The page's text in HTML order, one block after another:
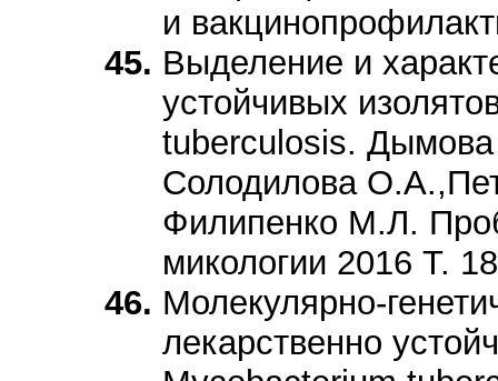
и
Выделение и
устойчивых
tuberculosis.
Солодилова
Филипенко М.Л.
микологии 2016 Т.
Молекулярно-
лекарственно